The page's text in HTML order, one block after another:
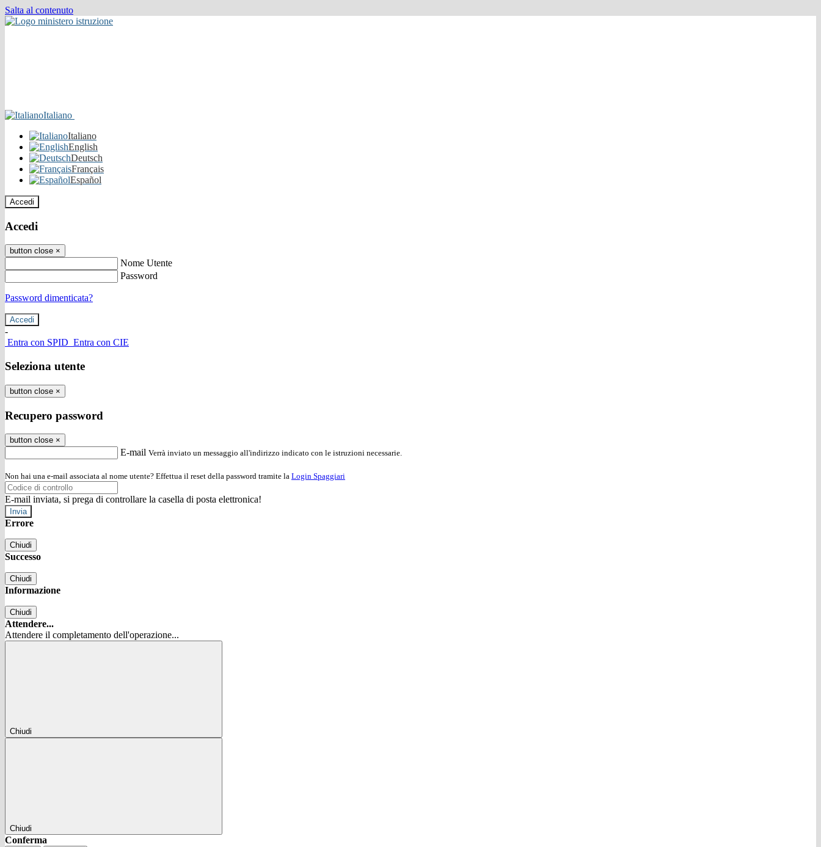
Salta al contenuto
Italiano
Italiano
English
Deutsch
Français
Español
Accedi
Accedi
button close ×
Nome Utente
Password
Password dimenticata?
-
Entra con SPID Entra con CIE
Seleziona utente
button close ×
Recupero password
button close ×
E-mail Verrà inviato un messaggio all'indirizzo indicato con le istruzioni necessarie.
Non hai una e-mail associata al nome utente? Effettua il reset della password tramite la Login Spaggiari
E-mail inviata, si prega di controllare la casella di posta elettronica!
Errore
Chiudi
Successo
Chiudi
Informazione
Chiudi
Attendere...
Attendere il completamento dell'operazione...
Chiudi
Chiudi
Conferma